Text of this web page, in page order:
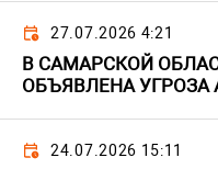
27.07.2026 4:21
В САМАРСКОЙ
ОБЪЯВЛЕНА УГРОЗА
24.07.2026 15:11